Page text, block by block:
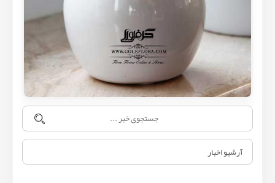
آرشیو اخبار